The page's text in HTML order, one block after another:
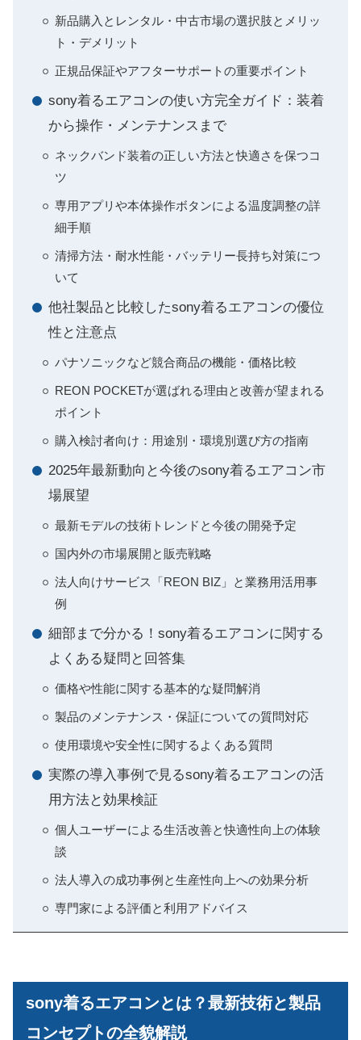
新品購入とレンタル・中古市場の選択肢とメリッ
ト・デメリット
正規品保証やアフターサポートの重要ポイント
sony着るエアコンの使い方完全ガイド：装着
から操作・メンテナンスまで
ネックバンド装着の正しい方法と快適さを保つコ
ツ
専用アプリや本体操作ボタンによる温度調整の詳
細手順
清掃方法・耐水性能・バッテリー長持ち対策につ
いて
他社製品と比較したsony着るエアコンの優位
性と注意点
パナソニックなど競合商品の機能・価格比較
REON POCKETが選ばれる理由と改善が望まれる
ポイント
購入検討者向け：用途別・環境別選び方の指南
2025年最新動向と今後のsony着るエアコン市
場展望
最新モデルの技術トレンドと今後の開発予定
国内外の市場展開と販売戦略
法人向けサービス「REON BIZ」と業務用活用事
例
細部まで分かる！sony着るエアコンに関する
よくある疑問と回答集
価格や性能に関する基本的な疑問解消
製品のメンテナンス・保証についての質問対応
使用環境や安全性に関するよくある質問
実際の導入事例で見るsony着るエアコンの活
用方法と効果検証
個人ユーザーによる生活改善と快適性向上の体験
談
法人導入の成功事例と生産性向上への効果分析
専門家による評価と利用アドバイス
sony着るエアコンとは？最新技術と製品
コンセプトの全貌解説